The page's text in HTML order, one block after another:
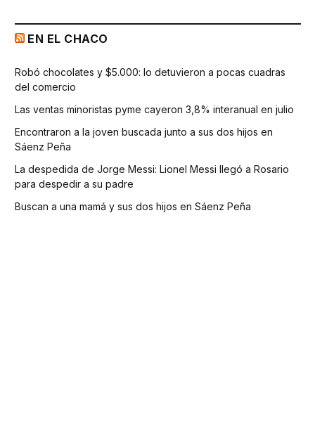
EN EL CHACO
Robó chocolates y $5.000: lo detuvieron a pocas cuadras
del comercio
Las ventas minoristas pyme cayeron 3,8% interanual en julio
Encontraron a la joven buscada junto a sus dos hijos en
Sáenz Peña
La despedida de Jorge Messi: Lionel Messi llegó a Rosario
para despedir a su padre
Buscan a una mamá y sus dos hijos en Sáenz Peña